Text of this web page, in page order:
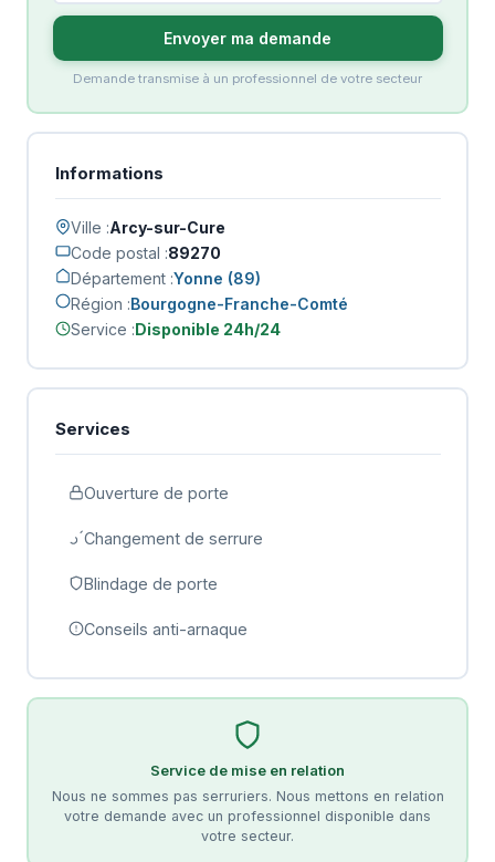
Envoyer ma demande
Demande transmise à un professionnel de votre secteur
Informations
Ville :Arcy-sur-Cure
Code postal :89270
Département :Yonne (89)
Région :Bourgogne-Franche-Comté
Service :Disponible 24h/24
Services
Ouverture de porte
Changement de serrure
Blindage de porte
Conseils anti-arnaque
Service de mise en relation
Nous ne sommes pas serruriers. Nous mettons en relation
votre demande avec un professionnel disponible dans
votre secteur.